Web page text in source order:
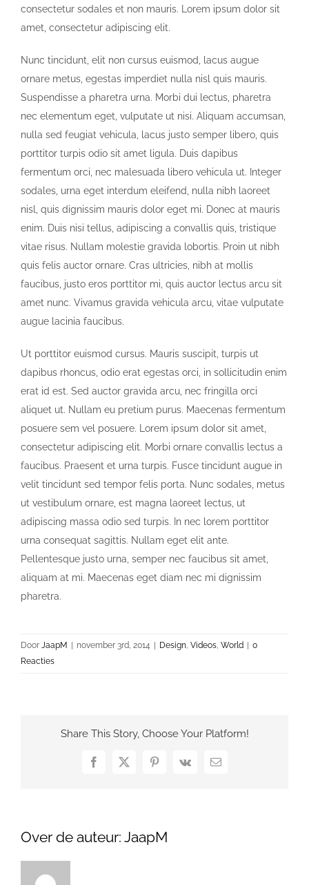
consectetur sodales et non mauris. Lorem ipsum dolor sit
amet, consectetur adipiscing elit.
Nunc tincidunt, elit non cursus euismod, lacus augue
ornare metus, egestas imperdiet nulla nisl quis mauris.
Suspendisse a pharetra urna. Morbi dui lectus, pharetra
nec elementum eget, vulputate ut nisi. Aliquam accumsan,
nulla sed feugiat vehicula, lacus justo semper libero, quis
porttitor turpis odio sit amet ligula. Duis dapibus
fermentum orci, nec malesuada libero vehicula ut. Integer
sodales, urna eget interdum eleifend, nulla nibh laoreet
nisl, quis dignissim mauris dolor eget mi. Donec at mauris
enim. Duis nisi tellus, adipiscing a convallis quis, tristique
vitae risus. Nullam molestie gravida lobortis. Proin ut nibh
quis felis auctor ornare. Cras ultricies, nibh at mollis
faucibus, justo eros porttitor mi, quis auctor lectus arcu sit
amet nunc. Vivamus gravida vehicula arcu, vitae vulputate
augue lacinia faucibus.
Ut porttitor euismod cursus. Mauris suscipit, turpis ut
dapibus rhoncus, odio erat egestas orci, in sollicitudin enim
erat id est. Sed auctor gravida arcu, nec fringilla orci
aliquet ut. Nullam eu pretium purus. Maecenas fermentum
posuere sem vel posuere. Lorem ipsum dolor sit amet,
consectetur adipiscing elit. Morbi ornare convallis lectus a
faucibus. Praesent et urna turpis. Fusce tincidunt augue in
velit tincidunt sed tempor felis porta. Nunc sodales, metus
ut vestibulum ornare, est magna laoreet lectus, ut
adipiscing massa odio sed turpis. In nec lorem porttitor
urna consequat sagittis. Nullam eget elit ante.
Pellentesque justo urna, semper nec faucibus sit amet,
aliquam at mi. Maecenas eget diam nec mi dignissim
pharetra.
Door JaapM november 3rd, 2014 Design, Videos, World
0
Reacties
Share This Story, Choose Your Platform!
Facebook
X Pinterest
Vk
E-
Over de auteur: JaapM